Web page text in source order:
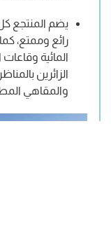
يضم المنتجع
رائع وممتع،
المائية
الزائرين
والمقاهي